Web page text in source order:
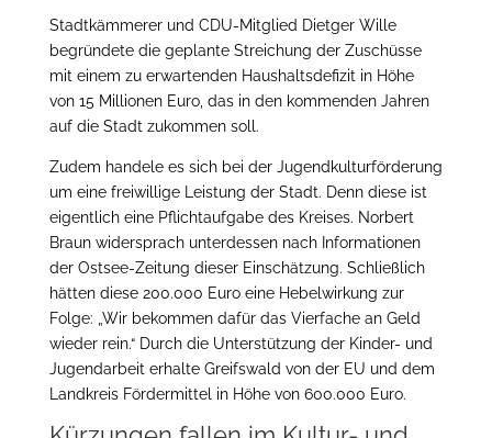
Stadtkämmerer und CDU-Mitglied Dietger Wille
begründete die geplante Streichung der Zuschüsse
mit einem zu erwartenden Haushaltsdefizit in Höhe
von 15 Millionen Euro, das in den kommenden Jahren
auf die Stadt zukommen soll.
Zudem handele es sich bei der Jugendkulturförderung
um eine freiwillige Leistung der Stadt. Denn diese ist
eigentlich eine Pflichtaufgabe des Kreises. Norbert
Braun widersprach unterdessen nach Informationen
der Ostsee-Zeitung dieser Einschätzung. Schließlich
hätten diese 200.000 Euro eine Hebelwirkung zur
Folge: „Wir bekommen dafür das Vierfache an Geld
wieder rein.“ Durch die Unterstützung der Kinder- und
Jugendarbeit erhalte Greifswald von der EU und dem
Landkreis Fördermittel in Höhe von 600.000 Euro.